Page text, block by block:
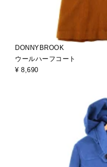
DONNYBROOK
ウールハーフコート
¥ 8,690